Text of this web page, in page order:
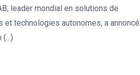
leader mondial en solutions de
technologies autonomes, a annoncé